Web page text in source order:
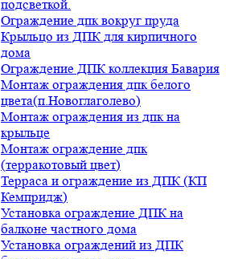
подсветкой.
Ограждение дпк вокруг пруда
Крыльцо из ДПК для кирпичного
дома
Ограждение ДПК коллекция Бавария
Монтаж ограждения дпк белого
цвета(п.Новоглаголево)
Монтаж ограждения из дпк на
крыльце
Монтаж ограждение дпк
(терракотовый цвет)
Терраса и ограждение из ДПК (КП
Кемпридж)
Установка ограждение ДПК на
балконе частного дома
Установка ограждений из ДПК